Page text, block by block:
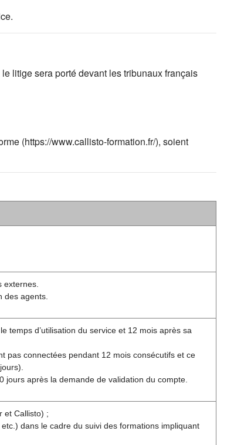
litige sera porté devant les tribunaux français
(https://www.callisto-formation.fr/), soient
externes.
des agents.
temps d’utilisation du service et 12 mois après sa
pas connectées pendant 12 mois consécutifs et ce
jours après la demande de validation du compte.
et Callisto) ;
dans le cadre du suivi des formations impliquant